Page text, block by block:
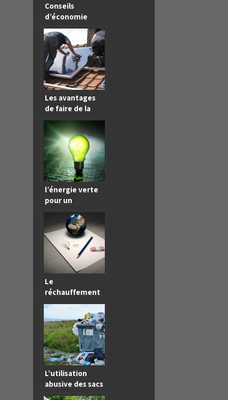
Conseils
d’économie
d’énergie pour
les petites
entreprises
Les avantages
de faire de la
renovation
energetique
l’énergie verte
pour un
environnement
sain
Le
réchauffement
climatique, une
conséquence de
l’énergie fossile
L’utilisation
abusive des sacs
plastiques